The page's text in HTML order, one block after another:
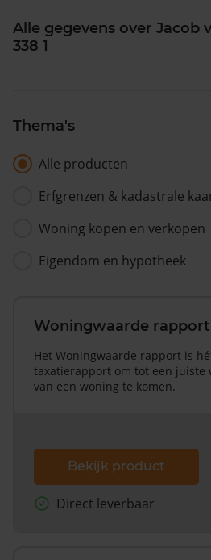
Alle gegevens over Jacob
338 1
Thema's
Alle producten
Erfgrenzen & kadastrale
Woning kopen en verkopen
Eigendom en hypotheek
Woningwaarde rapport
Het Woningwaarde rapport is
taxatierapport om tot een juiste
van een woning te komen.
Bekijk product
Direct leverbaar